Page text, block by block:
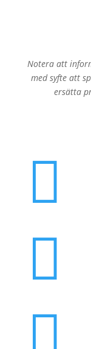
Notera att
med syfte att
ersätta

